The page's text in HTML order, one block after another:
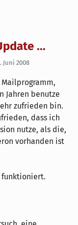
...
Juni 2008
Jahren benutze
zufrieden bin.
dass ich
nutze, als die,
vorhanden ist
funktioniert.